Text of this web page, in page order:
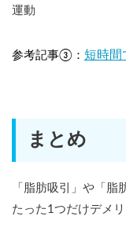
運動
参考記事③： 短時間
まとめ
「脂肪吸引」や「
たった1つだけデメリ